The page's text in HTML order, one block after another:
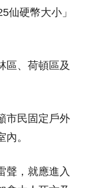
仙硬幣大小」
區、荷頓區及
市民固定戶外
。
聲，就應進入